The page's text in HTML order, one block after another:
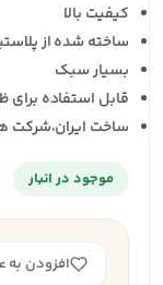
کیفیت بالا
ساخته شده از
بسیار سبک
قابل استفاده
ساخت ایران،شرکت
موجود در انبار
افزودن به